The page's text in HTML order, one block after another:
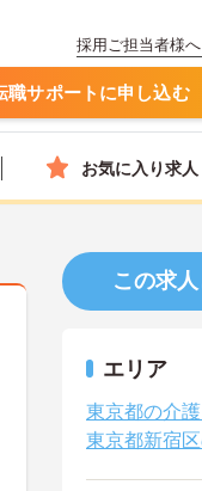
採用ご担当者様へ
職サポートに申し込む
お気に入り求人
この求
エリア
東京都の介
東京都新宿